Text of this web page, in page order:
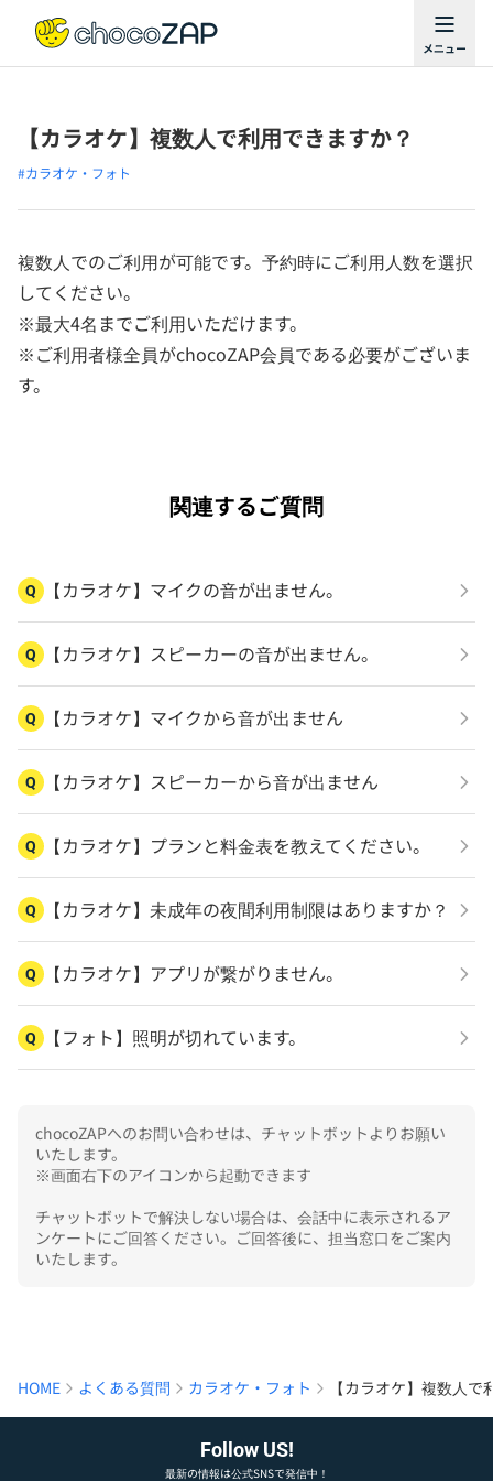
【カラオケ】複数人で利用できますか？
#カラオケ・フォト
複数人でのご利用が可能です。予約時にご利用人数を選択
してください。
※最大4名までご利用いただけます。
※ご利用者様全員がchocoZAP会員である必要がございま
す。
関連するご質問
Q 【カラオケ】マイクの音が出ません。
Q 【カラオケ】スピーカーの音が出ません。
Q 【カラオケ】マイクから音が出ません
Q 【カラオケ】スピーカーから音が出ません
Q 【カラオケ】プランと料金表を教えてください。
Q 【カラオケ】未成年の夜間利用制限はありますか？
Q 【カラオケ】アプリが繋がりません。
Q 【フォト】照明が切れています。
chocoZAPへのお問い合わせは、チャットボットよりお願い
いたします。
※画面右下のアイコンから起動できます
チャットボットで解決しない場合は、会話中に表示されるア
ンケートにご回答ください。ご回答後に、担当窓口をご案内
いたします。
HOME よくある質問 カラオケ・フォト 【カラオケ】複数人
Follow US!
最新の情報は公式SNSで発信中！